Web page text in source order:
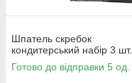
Шпатель скребок
кондитерський набір 3 шт.
Готово до відправки 5 од.